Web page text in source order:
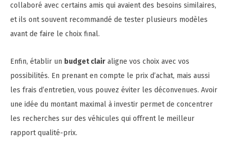
collaboré avec certains amis qui avaient des besoins similaires,
et ils ont souvent recommandé de tester plusieurs modèles
avant de faire le choix final.
Enfin, établir un budget clair aligne vos choix avec vos
possibilités. En prenant en compte le prix d’achat, mais aussi
les frais d’entretien, vous pouvez éviter les déconvenues. Avoir
une idée du montant maximal à investir permet de concentrer
les recherches sur des véhicules qui offrent le meilleur
rapport qualité-prix.